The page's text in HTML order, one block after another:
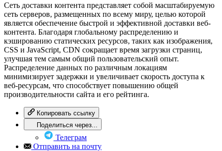
Сеть доставки контента представляет собой масштабируемую
сеть серверов, размещенных по всему миру, целью которой
является обеспечение быстрой и эффективной доставки веб-
контента. Благодаря глобальному распределению и
кэшированию статических ресурсов, таких как изображения,
CSS и JavaScript, CDN сокращает время загрузки страниц,
улучшая тем самым общий пользовательский опыт.
Распределение данных по различным локациям
минимизирует задержки и увеличивает скорость доступа к
веб-ресурсам, что способствует повышению общей
производительности сайта и его рейтинга.
Копировать ссылку
Поделиться через...
Телеграм
Отправить на почту